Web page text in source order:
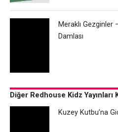
Meraklı Gezginler
Damlası
Diğer Redhouse Kidz Yayınları
Kuzey Kutbu’na